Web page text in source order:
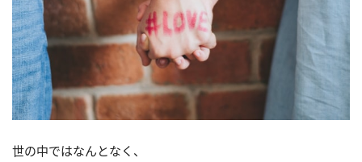
世の中ではなんとなく、